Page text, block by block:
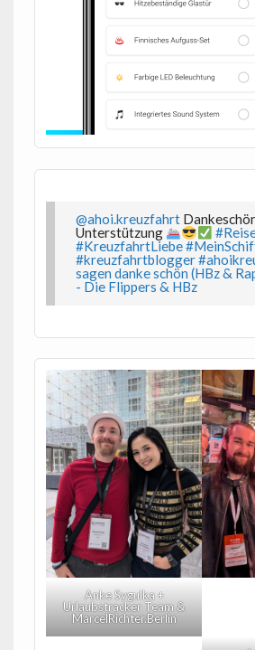
@ahoi.kreuzfahrt
Unterstützung
#KreuzfahrtLiebe
#kreuzfahrtblogger
sagen danke schön (HBz &
- Die Flippers & HBz
Anke Sygulka +
Urlaubstracker Team &
MarcelRichter.Berlin